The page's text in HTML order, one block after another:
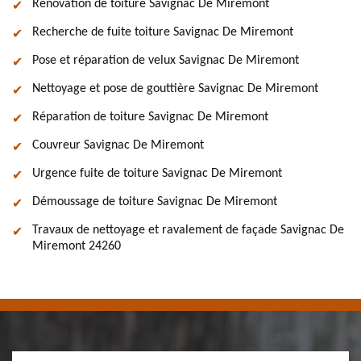
Rénovation de toiture Savignac De Miremont
Recherche de fuite toiture Savignac De Miremont
Pose et réparation de velux Savignac De Miremont
Nettoyage et pose de gouttière Savignac De Miremont
Réparation de toiture Savignac De Miremont
Couvreur Savignac De Miremont
Urgence fuite de toiture Savignac De Miremont
Démoussage de toiture Savignac De Miremont
Travaux de nettoyage et ravalement de façade Savignac De
Miremont 24260